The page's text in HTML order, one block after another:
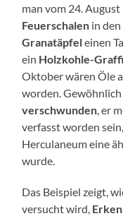
man vom 24. August
Feuerschalen in
Granatäpfeleinen
ein Holzkohle-
Oktober wären Öle
worden.
verschwunden, er
verfasst worden
Herculaneum eine
wurde.
Das Beispiel zeigt,
versucht wird,